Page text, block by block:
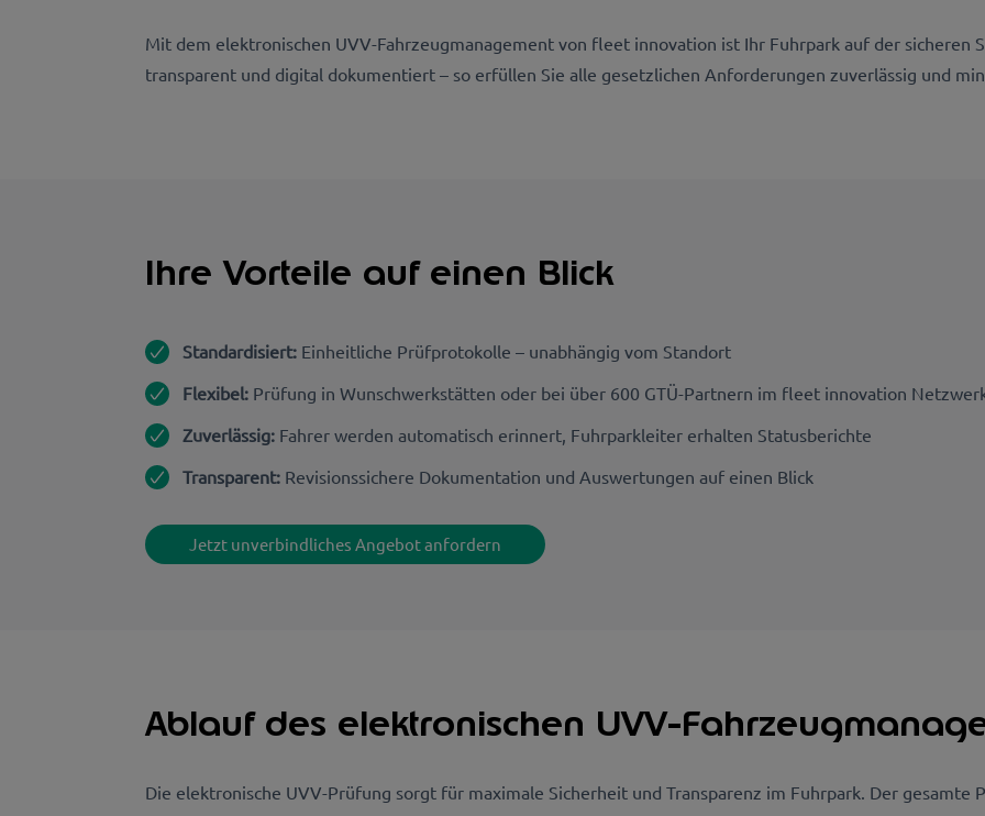
Mit dem elektronischen UVV-Fahrzeugmanagement von fleet innovation ist Ihr Fuhrpark auf der sicheren
transparent und digital dokumentiert – so erfüllen Sie alle gesetzlichen Anforderungen zuverlässig und
Ihre Vorteile auf einen Blick
Standardisiert: Einheitliche Prüfprotokolle – unabhängig vom Standort
Flexibel: Prüfung in Wunschwerkstätten oder bei über 600 GTÜ-Partnern im fleet innovation
Zuverlässig: Fahrer werden automatisch erinnert, Fuhrparkleiter erhalten Statusberichte
Transparent: Revisionssichere Dokumentation und Auswertungen auf einen Blick
Jetzt unverbindliches Angebot anfordern
Ablauf des elektronischen UVV-
Die elektronische UVV-Prüfung sorgt für maximale Sicherheit und Transparenz im Fuhrpark. Der gesamte